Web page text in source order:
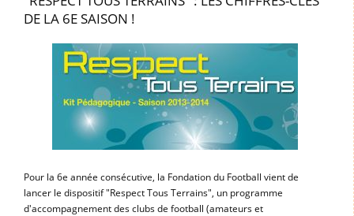
DE LA 6E SAISON !
Pour la 6e année consécutive, la Fondation du Football vient de
lancer le dispositif "Respect Tous Terrains", un programme
d'accompagnement des clubs de football (amateurs et